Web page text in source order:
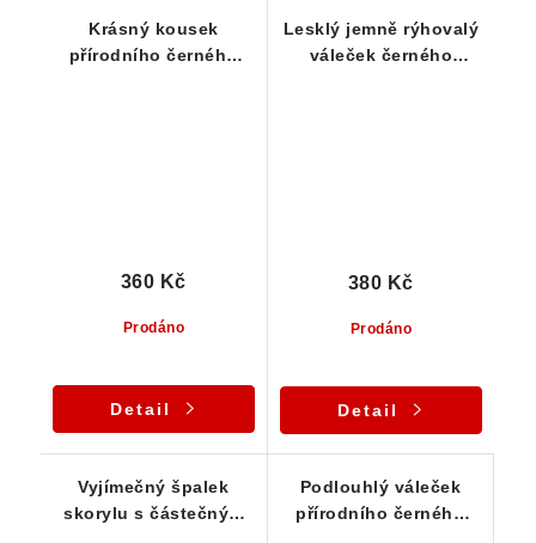
Krásný kousek
přírodního černého
Prodáno
360 Kč
Detail
Lesklý jemně rýhovalý
váleček černého
Prodáno
380 Kč
Detail
Vyjímečný špalek
skorylu s částečným
Podlouhlý váleček
přírodního černého